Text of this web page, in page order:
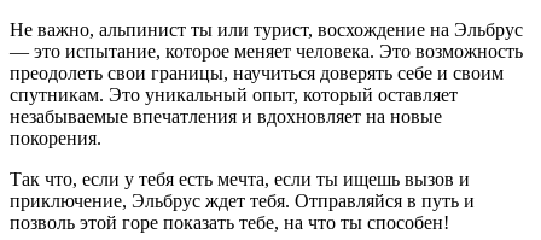
Не важно, альпинист ты или турист, восхождение на Эльбрус
— это испытание, которое меняет человека. Это возможность
преодолеть свои границы, научиться доверять себе и своим
спутникам. Это уникальный опыт, который оставляет
незабываемые впечатления и вдохновляет на новые
покорения.
Так что, если у тебя есть мечта, если ты ищешь вызов и
приключение, Эльбрус ждет тебя. Отправляйся в путь и
позволь этой горе показать тебе, на что ты способен!